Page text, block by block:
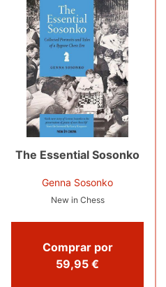
The Essential Sosonko
Genna Sosonko
New in Chess
Comprar por
59,95 €